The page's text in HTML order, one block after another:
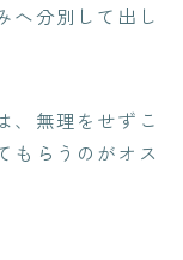
へ分別して出し
、無理をせずこ
もらうのがオス